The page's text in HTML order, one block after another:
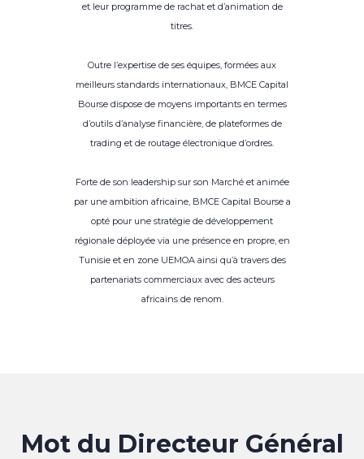
et leur programme de rachat et d’animation de
titres.
Outre l’expertise de ses équipes, formées aux
meilleurs standards internationaux, BMCE Capital
Bourse dispose de moyens importants en termes
d’outils d’analyse financière, de plateformes de
trading et de routage électronique d’ordres.
Forte de son leadership sur son Marché et animée
par une ambition africaine, BMCE Capital Bourse a
opté pour une stratégie de développement
régionale déployée via une présence en propre, en
Tunisie et en zone UEMOA ainsi qu’à travers des
partenariats commerciaux avec des acteurs
africains de renom.
Mot du Directeur Général